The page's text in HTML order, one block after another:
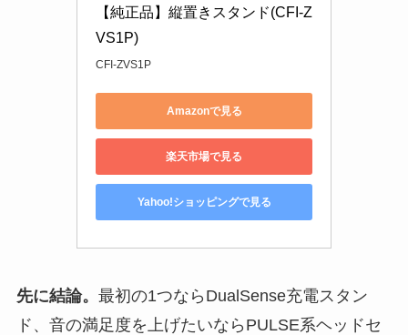
【純正品】縦置きスタンド(CFI-Z
VS1P)
CFI-ZVS1P
Amazonで見る
楽天市場で見る
Yahoo!ショッピングで見る
先に結論。 最初の1つならDualSense充電スタン
ド、音の満足度を上げたいならPULSE系ヘッドセ